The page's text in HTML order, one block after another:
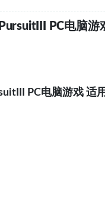
PC电脑游
PC电脑游戏 适